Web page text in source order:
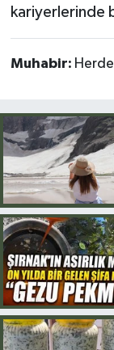
kariyerlerinde
Muhabir: